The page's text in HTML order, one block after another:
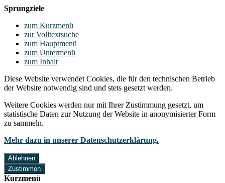
Sprungziele
zum Kurzmenü
zur Volltextsuche
zum Hauptmenü
zum Untermenü
zum Inhalt
Diese Website verwendet Cookies, die für den technischen Betrieb
der Website notwendig sind und stets gesetzt werden.
Weitere Cookies werden nur mit Ihrer Zustimmung gesetzt, um
statistische Daten zur Nutzung der Website in anonymisierter Form
zu sammeln.
Mehr dazu in unserer Datenschutzerklärung.
Ablehnen
Zustimmen
Kurzmenü